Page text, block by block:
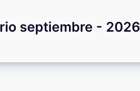
septiembre - 2026